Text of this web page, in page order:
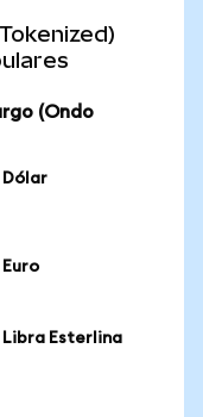
(Ondo
Dólar
Libra Esterlina